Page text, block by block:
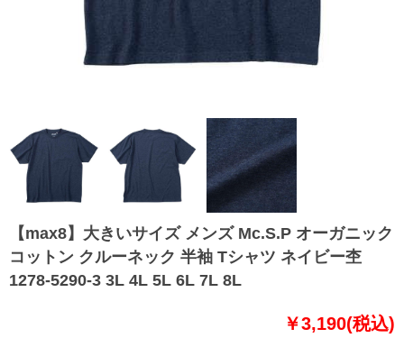
【max8】大きいサイズ メンズ Mc.S.P オーガニック
コットン クルーネック 半袖 Tシャツ ネイビー杢
1278-5290-3 3L 4L 5L 6L 7L 8L
￥3,190(税込)